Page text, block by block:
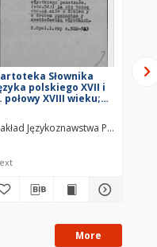
Słownika
polskiego XVII i
połowy XVIII wieku;
Językoznawstwa PAN w
More